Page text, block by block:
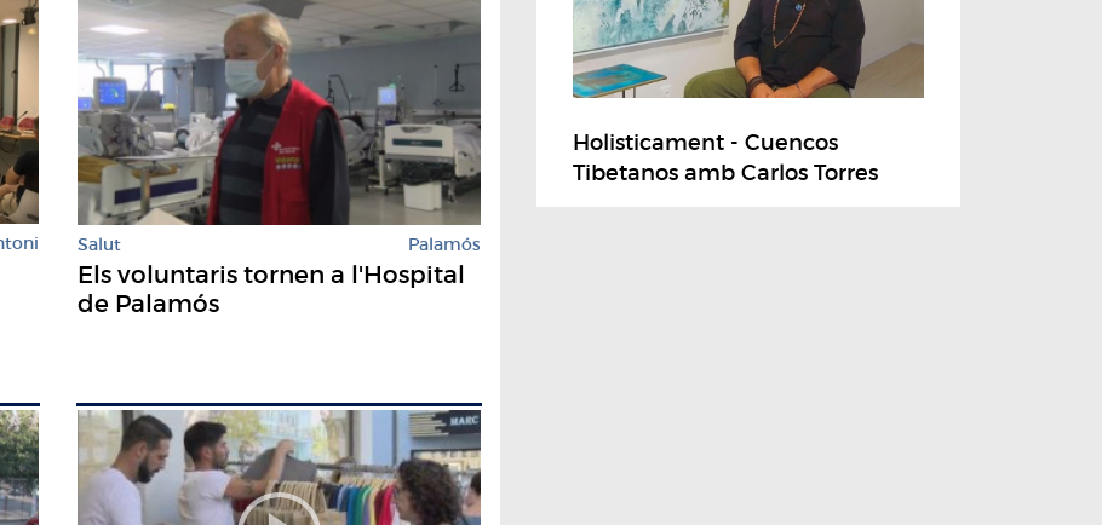
Salut Palamós
Els voluntaris tornen a l'Hospital
de Palamós
Holisticament - Cuencos
Tibetanos amb Carlos Torres